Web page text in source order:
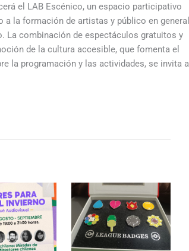
el LAB Escénico, un espacio participativo
la formación de artistas y público en general
La combinación de espectáculos gratuitos y
de la cultura accesible, que fomenta el
la programación y las actividades, se invita a